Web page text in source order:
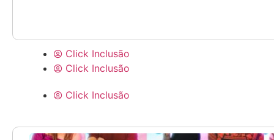
Click Inclusão
Click Inclusão
Click Inclusão